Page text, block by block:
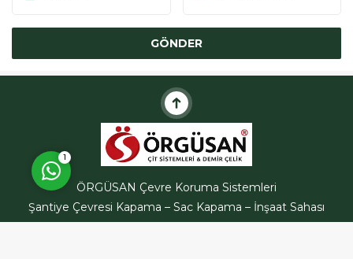
Cevap Yaz
1
ÖRGÜSAN Çevre Koruma Sistemleri
Şantiye Çevresi Kapama – Sac Kapama – İnşaat Sahası